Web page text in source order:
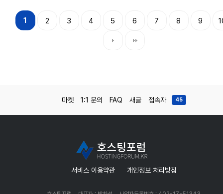
1 2 3 4 5 6 7 8 9
마켓 1:1 문의 FAQ 새글 접속자 45
서비스 이용약관 개인정보 처리방침